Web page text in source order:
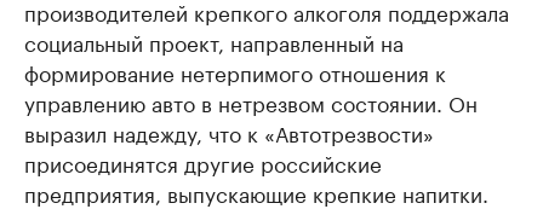
производителей крепкого алкоголя поддержала
социальный проект, направленный на
формирование нетерпимого отношения к
управлению авто в нетрезвом состоянии. Он
выразил надежду, что к «Автотрезвости»
присоединятся другие российские
предприятия, выпускающие крепкие напитки.